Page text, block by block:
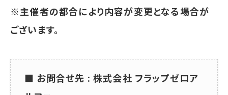
※主催者の都合により内容が変更となる場合が
ございます。
■ お問合せ先 : 株式会社 フラップゼロア